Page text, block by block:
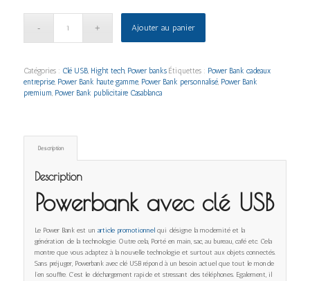
Ajouter au panier
Catégories : Clé USB, Hight tech, Power banks Étiquettes : Power Bank cadeaux
entreprise, Power Bank haute gamme, Power Bank personnalisé, Power Bank
premium, Power Bank publicitaire Casablanca
Description
Description
Powerbank avec clé USB
Le Power Bank est un article promotionnel qui désigne la modernité et la
génération de la technologie. Outre cela, Porté en main, sac, au bureau, café etc. Cela
montre que vous adaptez à la nouvelle technologie et surtout aux objets connectés.
Sans préjuger, Powerbank avec clé USB répond à un besoin actuel que tout le monde
l’en souffre. C’est le déchargement rapide et stressant des téléphones. Egalement, il